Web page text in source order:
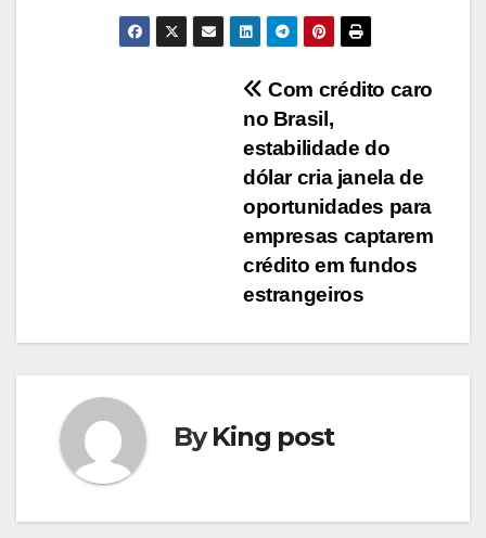
Com crédito caro
no Brasil,
estabilidade do
dólar cria janela de
oportunidades para
empresas captarem
crédito em fundos
estrangeiros
ByKing post